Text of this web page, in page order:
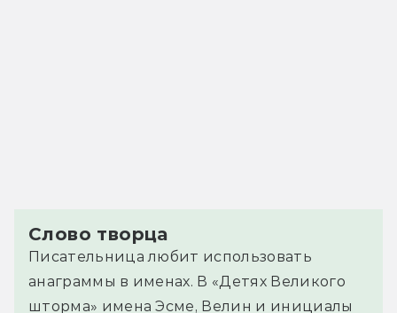
Слово творца
Писательница любит использовать
анаграммы в именах. В «Детях Великого
шторма» имена Эсме, Велин и инициалы